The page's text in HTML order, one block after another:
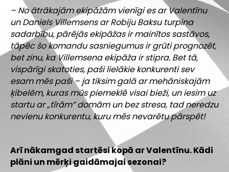
– No ātrākajām ekipāžām vienīgi es ar Valentīnu
un Daniels Villemsens ar Robiju Baksu turpina
sadarbību, pārējās ekipāžas ir mainītos sastāvos,
tāpēc šo komandu sasniegumus ir grūti prognozēt,
bet zinu, ka Villemsena ekipāža ir stipra. Bet tā,
vispārīgi skatoties, paši lielākie konkurenti sev
esam mēs paši – ja tiksim galā ar mehāniskajām
ķibelēm, kuras mūs piemeklē visai bieži, un iesim uz
startu ar „tīrām” domām un bez stresa, tad neredzu
nevienu konkurentu, kuru mēs nevarētu pārspēt!
Arī nākamgad startēsi kopā ar Valentīnu. Kādi
plāni un mērķi gaidāmajai sezonai?